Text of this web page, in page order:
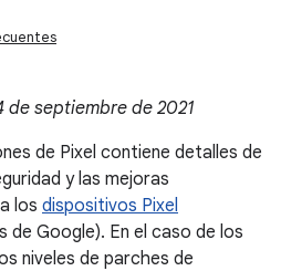
de septiembre de 2021
de Pixel contiene detalles de
y las mejoras
los dispositivos Pixel
de Google). En el caso de los
niveles de parches de